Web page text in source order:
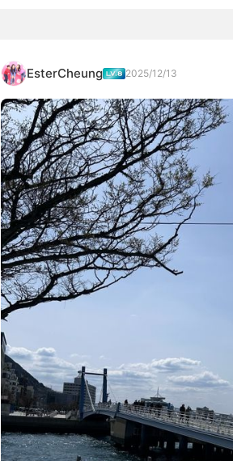
EsterCheung 2025/12/13